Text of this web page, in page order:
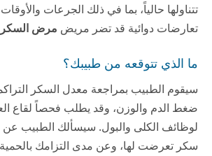
تتناولها حالياً، بما في ذلك الجرعات
تعارضات دوائية قد تضر مريض مرض
ما الذي تتوقعه من طبيبك؟
ضغط الدم والوزن، وقد يطلب فحصاً لقاع
لوظائف الكلى والبول. سيسألك الطبيب
سكر تعرضت لها، وعن مدى التزامك بالحمية